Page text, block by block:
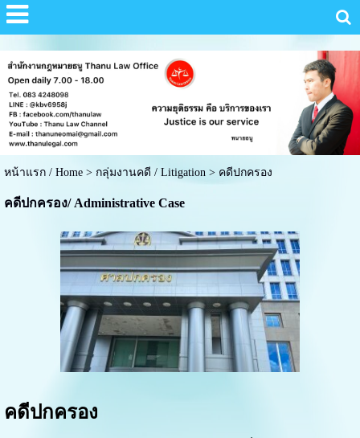
หน้าแรก / Home> กลุ่มงานคดี / Litigation> คดีปกครอง
คดีปกครอง/ Administrative Case
คดีปกครอง